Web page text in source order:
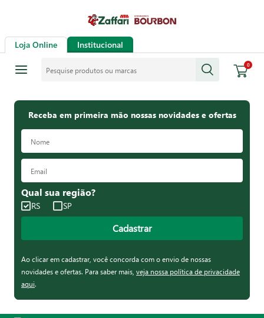
Loja Online Institucional
0
Receba em primeira mão nossas novidades e ofertas
Qual sua região?
RS SP
Cadastrar
Ao clicar em cadastrar, você concorda com o envio de nossas
novidades e ofertas. Para saber mais, veja nossa política de privacidade
aqui.